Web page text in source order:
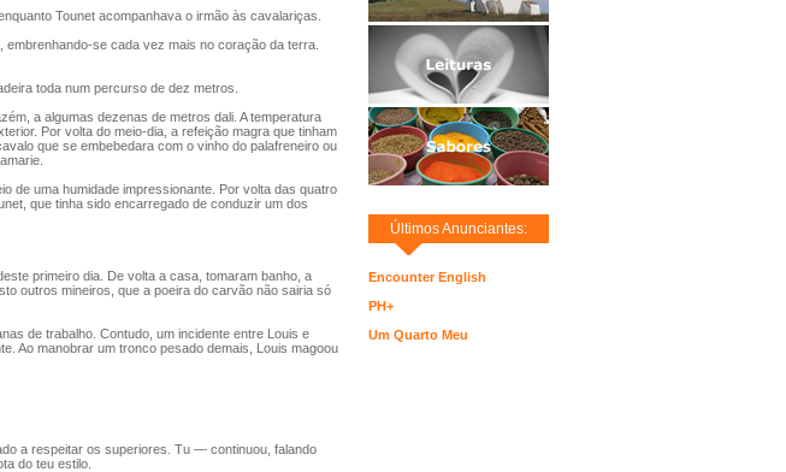
Últimos Anunciantes:
Encounter English
PH+
Um Quarto Meu
Tounet acompanhava o irmão às cavalariças.
se cada vez mais no coração da terra.
toda num percurso de dez metros.
a algumas dezenas de metros dali. A temperatura
Por volta do meio-dia, a refeição magra que tinham
que se embebedara com o vinho do palafreneiro ou
de uma humidade impressionante. Por volta das quatro
que tinha sido encarregado de conduzir um dos
primeiro dia. De volta a casa, tomaram banho, a
outros mineiros, que a poeira do carvão não sairia só
de trabalho. Contudo, um incidente entre Louis e
Ao manobrar um tronco pesado demais, Louis magoou
a respeitar os superiores. Tu — continuou, falando
do teu estilo.